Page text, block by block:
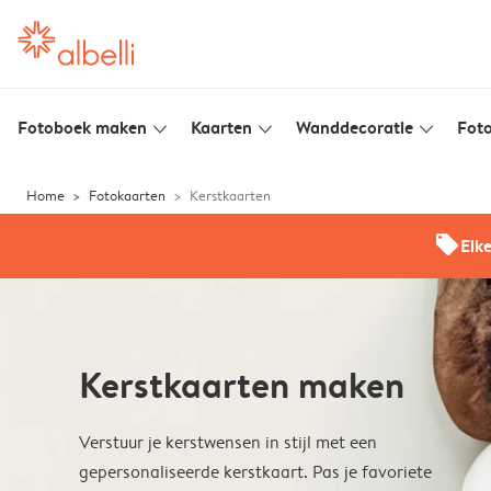
Fotoboek maken slim_arrow_down Kaarten slim_arrow_down Wanddecoratie slim_arrow_down
Home Fotokaarten Kerstkaarten
offers
Kerstkaarten maken
Verstuur je kerstwensen in stijl met een
gepersonaliseerde kerstkaart. Pas je favoriete